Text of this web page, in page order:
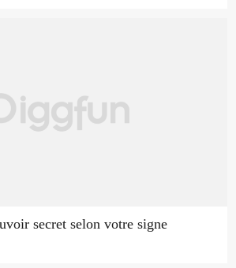
secret selon votre signe